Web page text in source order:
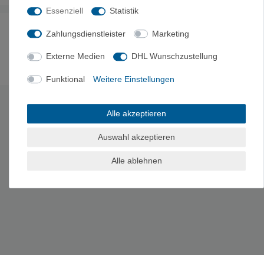
Noch sind keine Bewertungen vorhanden.
Es erfolgt keine Prüfung auf Echtheit der Bewertungen.
HERSTELLERINFORMATIONEN
Köngen, Deutschland, +49 7024 82780, alpinverlag@panico.de
Essenziell Statistik
Zahlungsdienstleister Marketing
Externe Medien DHL Wunschzustellung
Funktional Weitere Einstellungen
Alle akzeptieren
Auswahl akzeptieren
Alle ablehnen